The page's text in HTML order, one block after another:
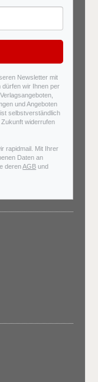
Newsletter mit
dürfen wir Ihnen per
und Angeboten
selbstverständlich
widerrufen
rapidmail. Mit Ihrer
Daten an
derenAGB und